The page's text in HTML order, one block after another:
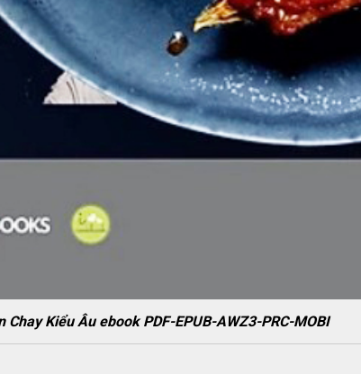
Kiểu Âu ebook PDF-EPUB-AWZ3-PRC-MOBI